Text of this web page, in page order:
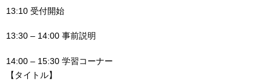
13:10 受付開始
13:30 – 14:00 事前説明
14:00 – 15:30 学習コーナー
【タイトル】